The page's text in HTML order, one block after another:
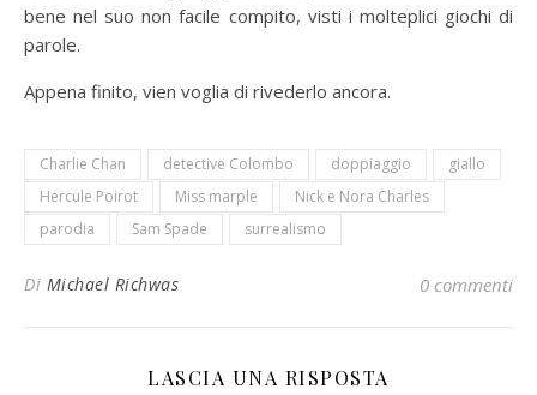
bene nel suo non facile compito, visti i molteplici giochi di
parole.
Appena finito, vien voglia di rivederlo ancora.
Charlie Chan detective Colombo doppiaggio
giallo
Hercule Poirot
Miss marple
Nick e Nora Charles
parodia
Sam Spade surrealismo
Di Michael Richwas 0 commenti
LASCIA UNA RISPOSTA